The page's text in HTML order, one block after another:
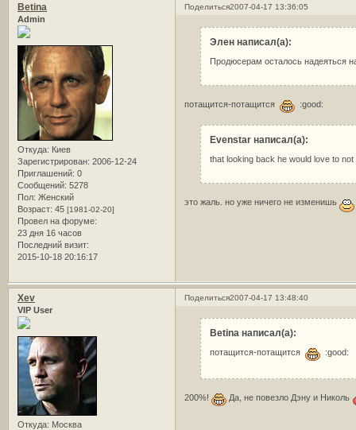
Поделиться2007-04-17 13:36:05
Betina
Admin
Откуда: Киев
Зарегистрирован: 2006-12-24
Приглашений: 0
Сообщений: 5278
Пол: Женский
Возраст: 45 [1981-02-20]
Провел на форуме:
23 дня 16 часов
Последний визит:
2015-10-18 20:16:17
Элен написал(а):
Продюсерам осталось надеяться
потащится-потащится :good:
Evenstar написал(а):
that looking back he would love to
это жаль. но уже ничего не изменишь
Поделиться2007-04-17 13:48:40
Xev
VIP User
Откуда: Москва
Betina написал(а):
потащится-потащится :good:
200%! Да, не повезло Дэну и Николь